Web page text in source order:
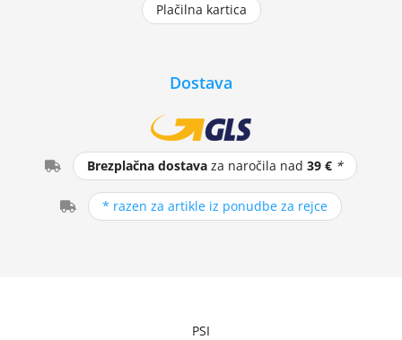
Plačilna kartica
Dostava
Brezplačna dostava za naročila nad39 € *
* razen za artikle iz ponudbe za rejce
PSI